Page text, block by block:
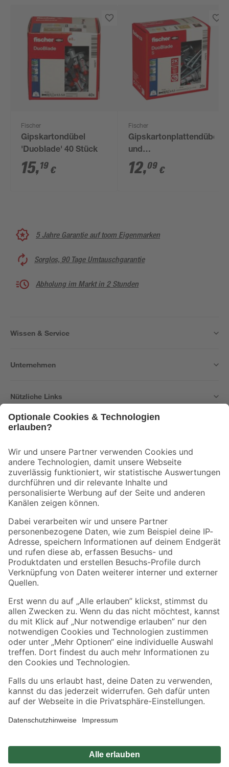
Fischer
Gipskartondübel
'Duoblade' 40 Stück
15,19 €
Fischer
Gipskartonplattendübel
und
Spanplattenschrauben
'Duoblade S' 40-teilig
12,09 €
5 Jahre Garantie auf toom Eigenmarken
Sorglos, 90 Tage Umtauschgarantie
Abholung im Markt in 2 Stunden
Wissen & Service
Unternehmen
Nützliche Links
Der toom Newsletter: Keine Angebote und Aktionen mehr verpassen!
Zur Newsletter Anmeldung
Folge uns
Zahlungsarten Versandarten
Sicher einkaufen
Jetzt die toom-App herunterladen
Alle Preisangaben in EUR inkl. gesetzl. MwSt.. Die dargestellten Angebote sind unter
Umständen nicht in allen Märkten verfügbar. Die angegebenen Verfügbarkeiten beziehen
Produkte nur solange der Vorrat reicht.
*Paketversand ab 59 € versandkostenfrei, gilt nicht für Artikel mit Speditionsversand, hier
Privatsphäre Impressum
Nutzungsbedingungen
Widerrufsrecht Vertrag widerrufen